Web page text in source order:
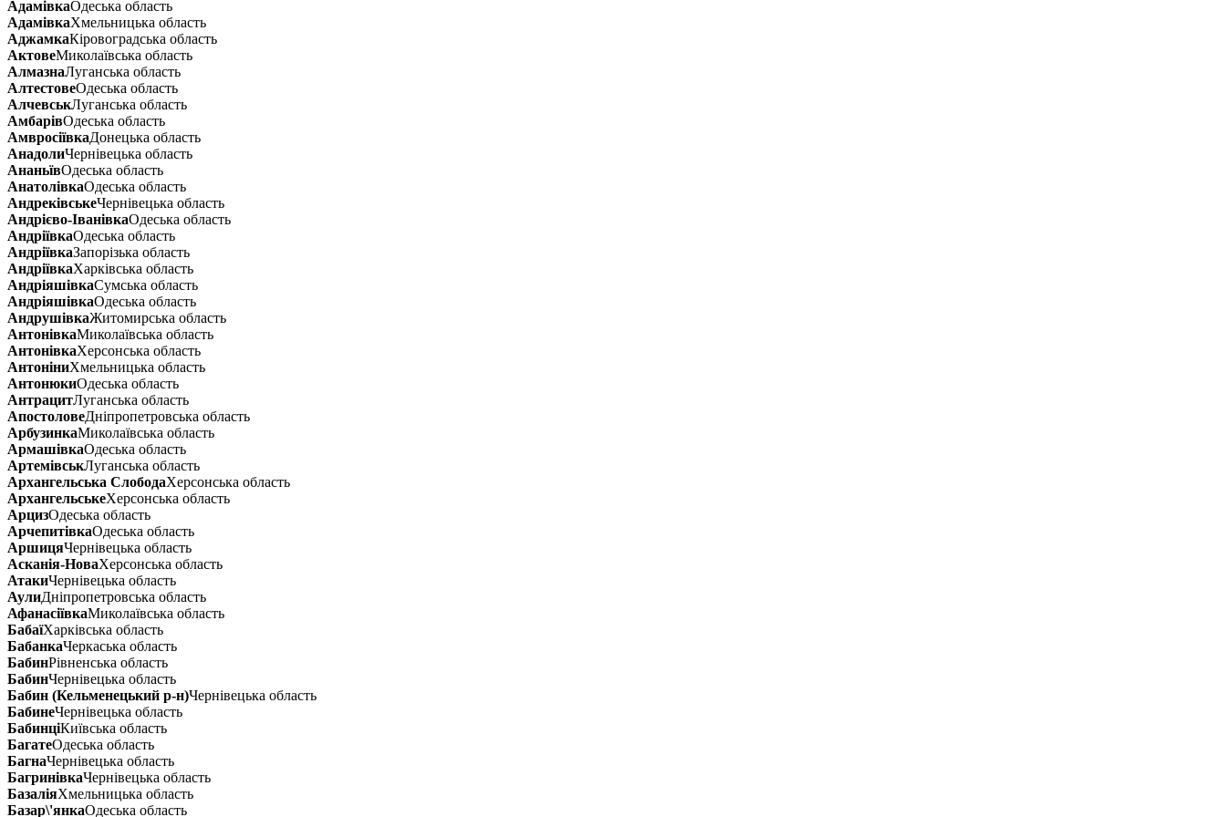
АдамівкаОдеська область
АдамівкаХмельницька область
АджамкаКіровоградська область
АктовеМиколаївська область
АлмазнаЛуганська область
АлтестовеОдеська область
АлчевськЛуганська область
АмбарівОдеська область
АмвросіївкаДонецька область
АнадолиЧернівецька область
АнаньївОдеська область
АнатолівкаОдеська область
АндреківськеЧернівецька область
Андрієво-ІванівкаОдеська область
АндріївкаОдеська область
АндріївкаЗапорізька область
АндріївкаХарківська область
АндріяшівкаСумська область
АндріяшівкаОдеська область
АндрушівкаЖитомирська область
АнтонівкаМиколаївська область
АнтонівкаХерсонська область
АнтоніниХмельницька область
АнтонюкиОдеська область
АнтрацитЛуганська область
АпостоловеДніпропетровська область
АрбузинкаМиколаївська область
АрмашівкаОдеська область
АртемівськЛуганська область
Архангельська СлободаХерсонська область
АрхангельськеХерсонська область
АрцизОдеська область
АрчепитівкаОдеська область
АршицяЧернівецька область
Асканія-НоваХерсонська область
АтакиЧернівецька область
АулиДніпропетровська область
АфанасіївкаМиколаївська область
БабаїХарківська область
БабанкаЧеркаська область
БабинРівненська область
БабинЧернівецька область
Бабин (Кельменецький р-н)Чернівецька область
БабинеЧернівецька область
БабинціКиївська область
БагатеОдеська область
БагнаЧернівецька область
БагринівкаЧернівецька область
БазаліяХмельницька область
Базар\'янкаОдеська область